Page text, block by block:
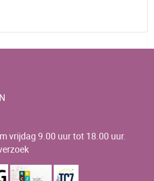
vrijdag 9.00 uur tot 18.00 uur.